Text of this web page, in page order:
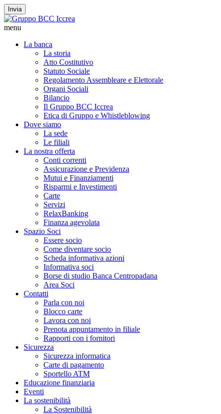
Invia
menu
La banca
La storia
Atto Costitutivo
Statuto Sociale
Regolamento Assembleare e Elettorale
Organi Sociali
Bilancio
Il Gruppo BCC Iccrea
Etica di Gruppo e Whistleblowing
Dove siamo
La sede
Le filiali
La nostra offerta
Conti correnti
Assicurazione e Previdenza
Mutui e Finanziamenti
Risparmi e Investimenti
Carte
Servizi
RelaxBanking
Finanza agevolata
Spazio Soci
Essere socio
Come diventare socio
Scheda informativa azioni
Informativa soci
Borse di studio Banca Centropadana
Area Soci
Contatti
Parla con noi
Blocco carte
Lavora con noi
Prenota appuntamento in filiale
Rapporti con i fornitori
Sicurezza
Sicurezza informatica
Carte di pagamento
Sportello ATM
Educazione finanziaria
Eventi
La sostenibilità
La Sostenibilità